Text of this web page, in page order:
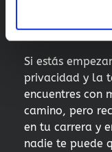
Mi pequeño
Si estás
privacidad y la
encuentres con
camino, pero
en tu carrera y
nadie te puede